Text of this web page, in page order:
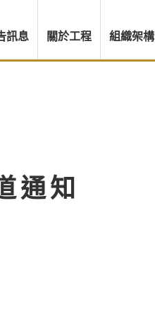
訊息 關於工程 組織架構
通知